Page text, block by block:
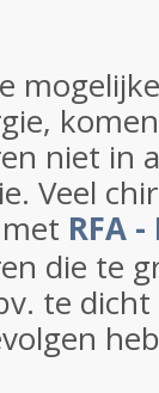
niet in
Veel
RFA
die te
te